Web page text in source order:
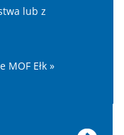
lub z
Ełk »